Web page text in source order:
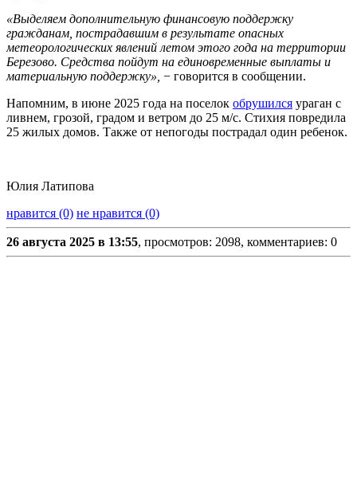
«Выделяем дополнительную финансовую поддержку
гражданам, пострадавшим в результате опасных
метеорологических явлений летом этого года на территории
Березово. Средства пойдут на единовременные выплаты и
материальную поддержку», − говорится в сообщении.
Напомним, в июне 2025 года на поселок обрушился ураган с
ливнем, грозой, градом и ветром до 25 м/с. Стихия повредила
25 жилых домов. Также от непогоды пострадал один ребенок.
Юлия Латипова
нравится (0) не нравится (0)
26 августа 2025 в 13:55, просмотров: 2098, комментариев: 0